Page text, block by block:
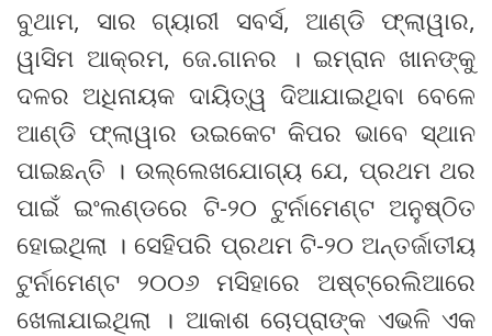
ବୁଥାମ, ସାର ଗ୍ୟାରୀ ସବର୍ସ, ଆଣ୍ଡି ଫ୍ଲାୱାର,
ୱାସିମ ଆକ୍ରମ, ଜେ.ଗାନର । ଇମ୍ରାନ ଖାନଙ୍କୁ
ଦଳର ଅଧିନାୟକ ଦାୟିତ୍ୱ ଦିଆଯାଇଥିବା ବେଳେ
ଆଣ୍ଡି ଫ୍ଲାୱାର ଉଇକେଟ କିପର ଭାବେ ସ୍ଥାନ
ପାଇଛନ୍ତି । ଉଲ୍ଲେଖଯୋଗ୍ୟ ଯେ, ପ୍ରଥମ ଥର
ପାଇଁ ଇଂଲଣ୍ଡରେ ଟି-୨୦ ଟୁର୍ନାମେଣ୍ଟ ଅନୁଷ୍ଠିତ
ହୋଇଥିଲା । ସେହିପରି ପ୍ରଥମ ଟି-୨୦ ଅନ୍ତର୍ଜାତୀୟ
ଟୁର୍ନାମେଣ୍ଟ ୨୦୦୬ ମସିହାରେ ଅଷ୍ଟ୍ରେଲିଆରେ
ଖେଳାଯାଇଥିଲା । ଆକାଶ ଚୋପ୍ରାଙ୍କ ଏଭଳି ଏକ